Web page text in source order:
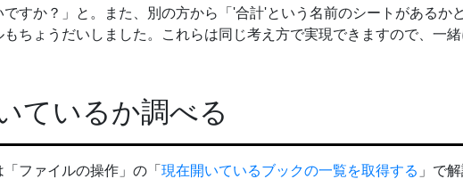
すか？」と。また、別の方から「'合計'という名前のシートがあるか
ちょうだいしました。これらは同じ考え方で実現できますので、一
ているか調べる
ファイルの操作」の「 現在開いているブックの一覧を取得する 」で